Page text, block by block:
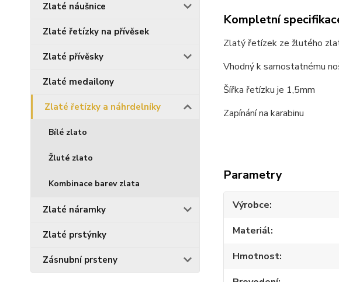
Zlaté náušnice
Zlaté řetízky na přívěsek
Zlaté přívěsky
Zlaté medailony
Zlaté řetízky a náhrdelníky
Bílé zlato
Žluté zlato
Kombinace barev zlata
Zlaté náramky
Zlaté prstýnky
Zásnubní prsteny
Kompletní
Zlatý řetízek ze žlutého
Vhodný k samostatnému
Šířka řetízku je 1,5mm
Zapínání na karabinu
Parametry
Výrobce
Materiál
Hmotnost